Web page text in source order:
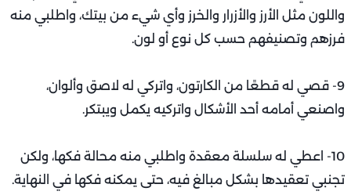
واللون مثل الأرز والأزرار والخرز وأي شيء من بيتك، واطلبي منه
فرزهم وتصنيفهم حسب كل نوع أو لون.
9- قصي له قطعًا من الكارتون، واتركي له لاصق وألوان،
واصنعي أمامه أحد الأشكال واتركيه يكمل ويبتكر.
10- اعطي له سلسلة معقدة واطلبي منه محالة فكها، ولكن
تجنبي تعقيدها بشكل مبالغ فيه، حتى يمكنه فكها في النهاية.